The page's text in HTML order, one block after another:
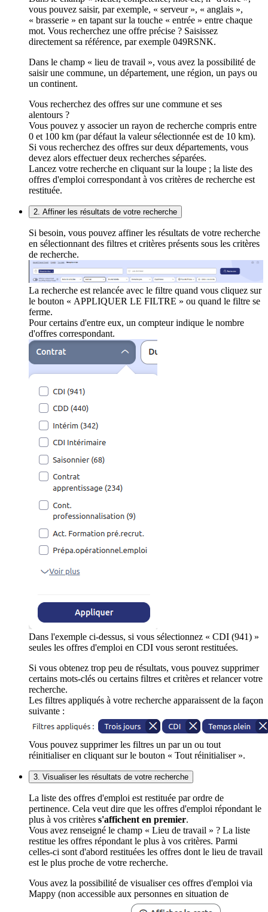
vous pouvez saisir, par exemple, « serveur », « anglais »,
« brasserie » en tapant sur la touche « entrée » entre chaque
mot. Vous recherchez une offre précise ? Saisissez
directement sa référence, par exemple 049RSNK.
Dans le champ « lieu de travail », vous avez la possibilité de
saisir une commune, un département, une région, un pays ou
un continent.
Vous recherchez des offres sur une commune et ses
alentours ?
Vous pouvez y associer un rayon de recherche compris entre
0 et 100 km (par défaut la valeur sélectionnée est de 10 km).
Si vous recherchez des offres sur deux départements, vous
devez alors effectuer deux recherches séparées.
Lancez votre recherche en cliquant sur la loupe ; la liste des
offres d'emploi correspondant à vos critères de recherche est
restituée.
2. Affiner les résultats de votre recherche
Si besoin, vous pouvez affiner les résultats de votre recherche
en sélectionnant des filtres et critères présents sous les critères
de recherche.
La recherche est relancée avec le filtre quand vous cliquez sur
le bouton « APPLIQUER LE FILTRE » ou quand le filtre se
ferme.
Pour certains d'entre eux, un compteur indique le nombre
d'offres correspondant.
Dans l'exemple ci-dessus, si vous sélectionnez « CDI (941) »
seules les offres d'emploi en CDI vous seront restituées.
Si vous obtenez trop peu de résultats, vous pouvez supprimer
certains mots-clés ou certains filtres et critères et relancer votre
recherche.
Les filtres appliqués à votre recherche apparaissent de la façon
suivante :
Vous pouvez supprimer les filtres un par un ou tout
réinitialiser en cliquant sur le bouton « Tout réinitialiser ».
3. Visualiser les résultats de votre recherche
La liste des offres d'emploi est restituée par ordre de
pertinence. Cela veut dire que les offres d'emploi répondant le
plus à vos critères s'affichent en premier.
Vous avez renseigné le champ « Lieu de travail » ? La liste
restitue les offres répondant le plus à vos critères. Parmi
celles-ci sont d'abord restituées les offres dont le lieu de travail
est le plus proche de votre recherche.
Vous avez la possibilité de visualiser ces offres d'emploi via
Mappy (non accessible aux personnes en situation de